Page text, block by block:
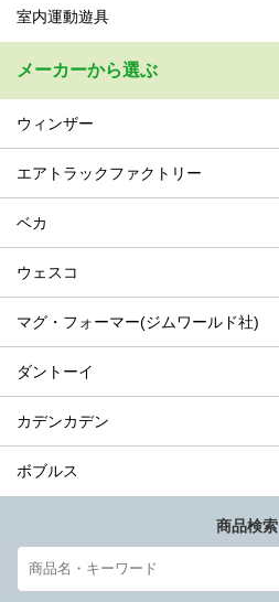
室内運動遊具
メーカーから選ぶ
ウィンザー
エアトラックファクトリー
ベカ
ウェスコ
マグ・フォーマー(ジムワールド社)
ダントーイ
カデンカデン
ボブルス
商品検索